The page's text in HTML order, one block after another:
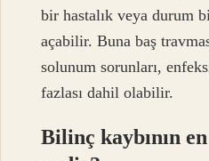
bir hastalık veya durum
açabilir. Buna baş
solunum sorunları,
fazlası dahil olabilir.
Bilinç kaybının